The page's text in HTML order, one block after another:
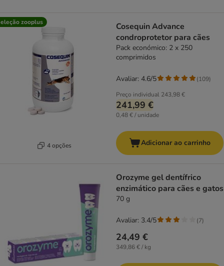
zooplus
4 opções
Cosequin Advance
condroprotetor para cães
Pack económico: 2 x 250
comprimidos
Preço individual 243,98 €
241,99 €
0,48 € / unidade
Avaliar: 4.6/5 (109)
Adicionar ao carrinho
Orozyme gel dentífrico
enzimático para cães e gatos
70 g
24,49 €
349,86 € / kg
Avaliar: 3.4/5 (7)